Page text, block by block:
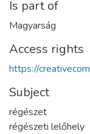
Is part of
Magyarság
Access rights
https://
Subject
régészet
régészeti lelőhely